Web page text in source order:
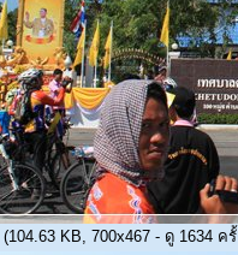
(104.63 KB, 700x467 - ดู 1634 ค